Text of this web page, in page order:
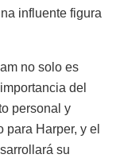
influente figura
no solo es
del
personal y
Harper, y el
su